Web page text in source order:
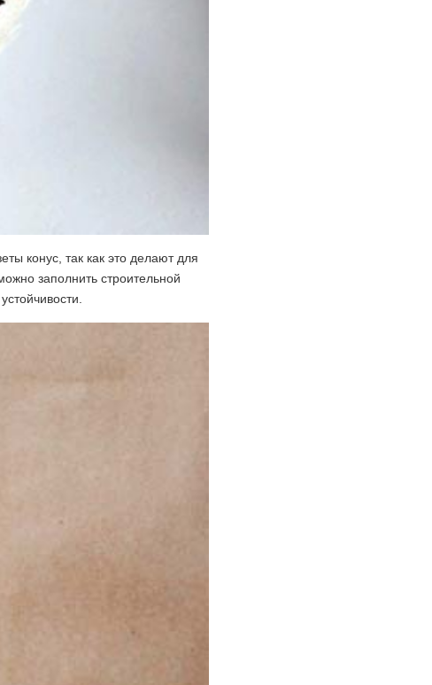
конус, так как это делают для
заполнить строительной